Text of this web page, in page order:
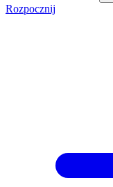
Rozpocznij